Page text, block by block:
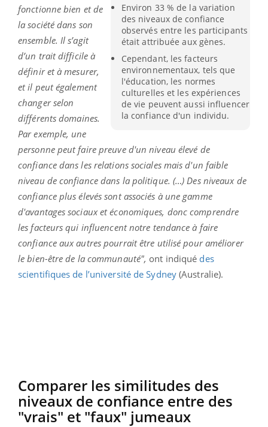
Environ 33 % de la variation
des niveaux de confiance
observés entre les participants
était attribuée aux gènes.
Cependant, les facteurs
environnementaux, tels que
l'éducation, les normes
culturelles et les expériences
de vie peuvent aussi influencer
la confiance d'un individu.
fonctionne bien et de
la société dans son
ensemble. Il s’agit
d’un trait difficile à
définir et à mesurer,
et il peut également
changer selon
différents domaines.
Par exemple, une
personne peut faire preuve d'un niveau élevé de
confiance dans les relations sociales mais d'un faible
niveau de confiance dans la politique. (…) Des niveaux de
confiance plus élevés sont associés à une gamme
d'avantages sociaux et économiques, donc comprendre
les facteurs qui influencent notre tendance à faire
confiance aux autres pourrait être utilisé pour améliorer
le bien-être de la communauté", ont indiqué des
scientifiques de l’université de Sydney(Australie).
Comparer les similitudes des
niveaux de confiance entre des
"vrais" et "faux" jumeaux